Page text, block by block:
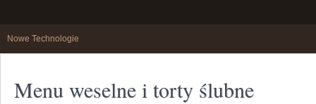
Nowe Technologie
Menu weselne i torty ślubne